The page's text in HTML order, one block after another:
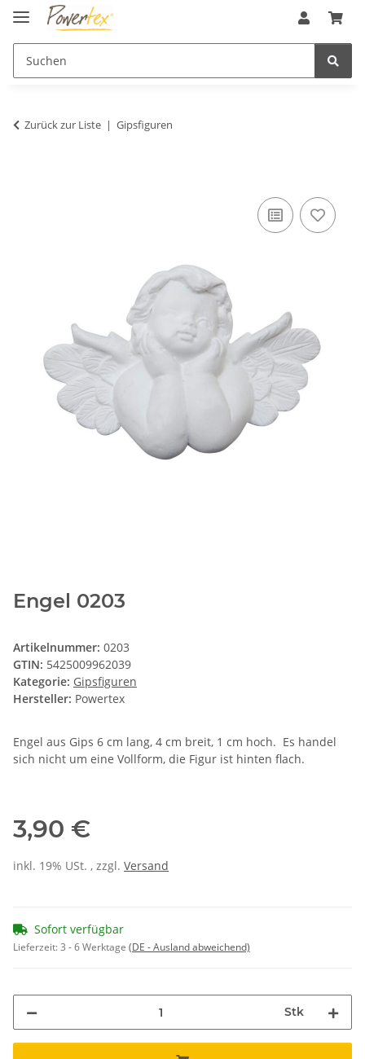
Zurück zur Liste Gipsfiguren
Engel 0203
Artikelnummer: 0203
GTIN: 5425009962039
Kategorie: Gipsfiguren
Hersteller: Powertex
Engel aus Gips 6 cm lang, 4 cm breit, 1 cm hoch. Es handel
sich nicht um eine Vollform, die Figur ist hinten flach.
3,90 €
inkl. 19% USt. , zzgl. Versand
Sofort verfügbar
Lieferzeit:3 - 6 Werktage (DE - Ausland abweichend)
Stk